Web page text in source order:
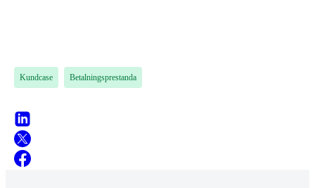
Kundcase Betalningsprestanda